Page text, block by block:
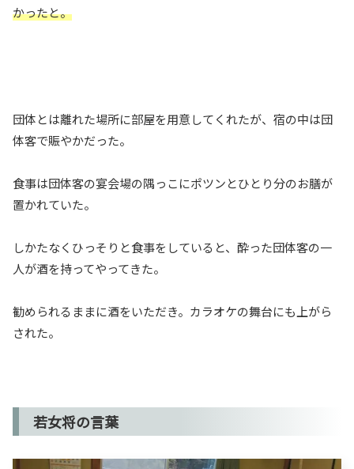
かったと。
団体とは離れた場所に部屋を用意してくれたが、宿の中は団
体客で賑やかだった。
食事は団体客の宴会場の隅っこにポツンとひとり分のお膳が
置かれていた。
しかたなくひっそりと食事をしていると、酔った団体客の一
人が酒を持ってやってきた。
勧められるままに酒をいただき。カラオケの舞台にも上がら
された。
若女将の言葉